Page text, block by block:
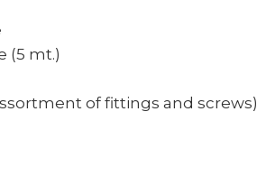
(5 mt.)
of fittings and screws)